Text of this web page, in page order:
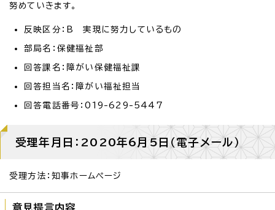
努めていきます。
反映区分：B 実現に努力しているもの
部局名：保健福祉部
回答課名：障がい保健福祉課
回答担当名：障がい福祉担当
回答電話番号：019-629-5447
受理年月日：2020年6月5日（電子メール）
受理方法：知事ホームページ
意見提言内容